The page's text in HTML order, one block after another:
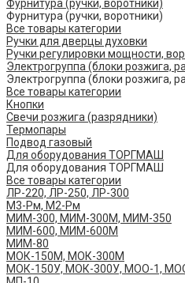
Фурнитура (ручки, воротники)
Фурнитура (ручки, воротники)
Все товары категории
Ручки для дверцы духовки
Ручки регулировки мощности,
Электрогруппа (блоки розжига,
Электрогруппа (блоки розжига,
Все товары категории
Кнопки
Свечи розжига (разрядники)
Термопары
Подвод газовый
Для оборудования ТОРГМАШ
Для оборудования ТОРГМАШ
Все товары категории
ЛР-220, ЛР-250, ЛР-300
М3-Рм, М2-Рм
МИМ-300, МИМ-300М, МИМ-350
МИМ-600, МИМ-600М
МИМ-80
МОК-150М, МОК-300М
МОК-150У, МОК-300У, МОО-1,